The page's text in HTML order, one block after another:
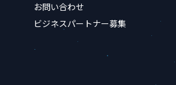
お問い合わせ
ビジネスパートナー募集